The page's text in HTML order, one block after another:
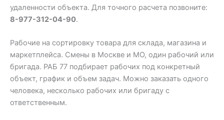
удаленности объекта. Для точного расчета позвоните:
8-977-312-04-90.
Рабочие на сортировку товара для склада, магазина и
маркетплейса. Смены в Москве и МО, один рабочий или
бригада. РАБ 77 подбирает рабочих под конкретный
объект, график и объем задач. Можно заказать одного
человека, несколько рабочих или бригаду с
ответственным.